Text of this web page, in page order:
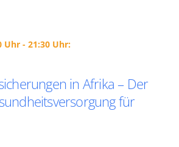
Uhr - 21:30 Uhr:
in Afrika – Der
für